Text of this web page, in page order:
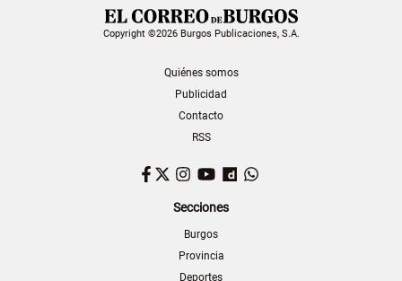
Copyright ©2026 Burgos Publicaciones, S.A.
Quiénes somos
Publicidad
Contacto
RSS
Facebook
TwitterInstagram
YouTubeDailymotion
Secciones
Burgos
Provincia
Deportes